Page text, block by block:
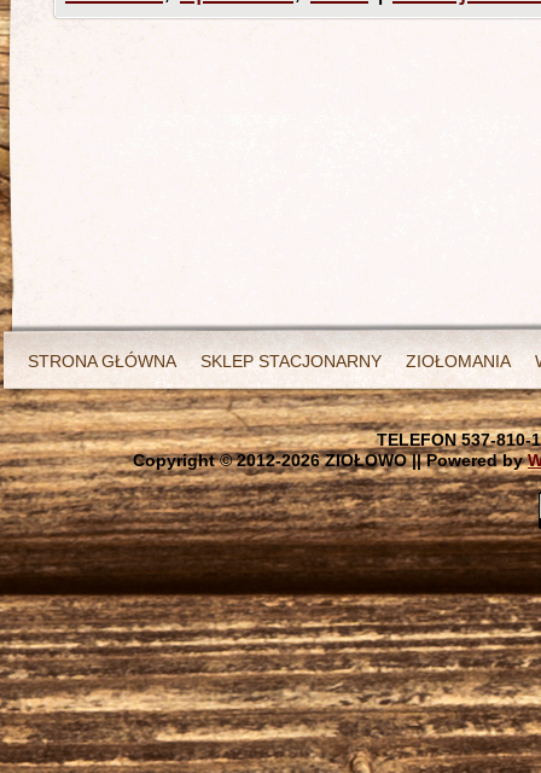
STRONA GŁÓWNA SKLEP STACJONARNY ZIOŁOMANIA
TELEFON 537-810-
Copyright © 2012-2026 ZIOŁOWO || Powered by